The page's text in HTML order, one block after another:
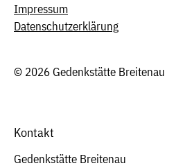
Impressum
Datenschutzerklärung
© 2026 Gedenkstätte Breitenau
Kontakt
Gedenkstätte Breitenau